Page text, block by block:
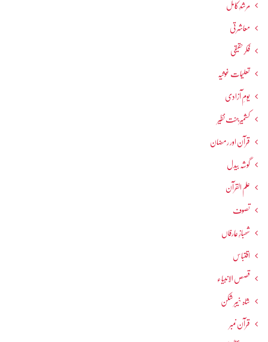
مرشدِ کامل
معاشرتی
فکرحقیقی
تعلیمات غوثیہ
یومِ آزادی
کشمیرجنت نظیر
قرآن اور رمضان
گوشہ بیدل
علم القرآن
تصوف
شھبازِ عارفاں
اقتباس
قصص الانبیاء
شاہ خیبر شکن
قرآن نمبر